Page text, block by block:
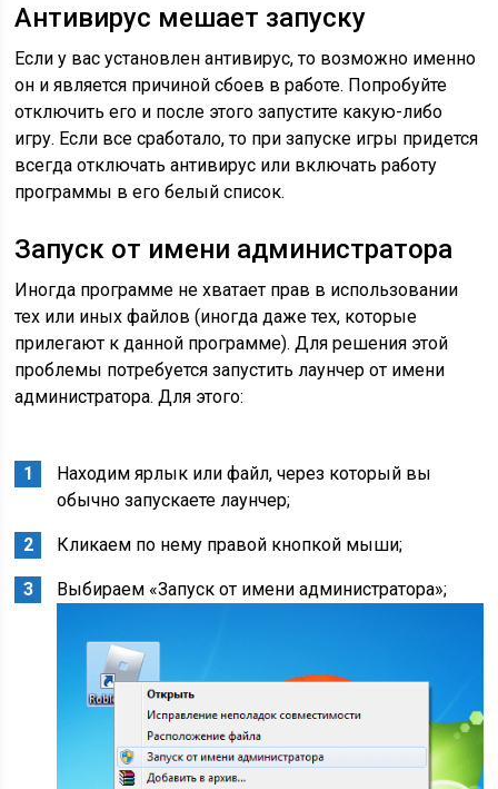
Антивирус мешает запуску
Если у вас установлен антивирус, то возможно именно
он и является причиной сбоев в работе. Попробуйте
отключить его и после этого запустите какую-либо
игру. Если все сработало, то при запуске игры придется
всегда отключать антивирус или включать работу
программы в его белый список.
Запуск от имени администратора
Иногда программе не хватает прав в использовании
тех или иных файлов (иногда даже тех, которые
прилегают к данной программе). Для решения этой
проблемы потребуется запустить лаунчер от имени
администратора. Для этого:
Находим ярлык или файл, через который вы
обычно запускаете лаунчер;
Кликаем по нему правой кнопкой мыши;
Выбираем «Запуск от имени администратора»;